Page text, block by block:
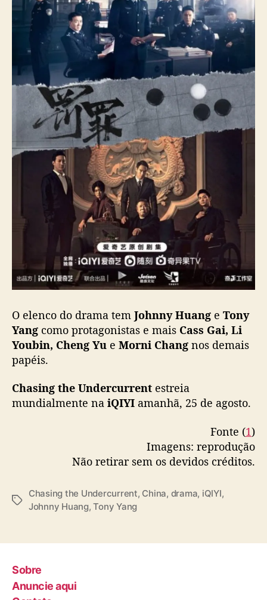
e
l
a
n
ç
a
m
n
o
u
n
i
l
O elenco do drama tem Johnny Huang e Tony
Yang como protagonistas e mais Cass Gai, Li
Youbin, Cheng Yu e Morni Chang nos demais
papéis.
Chasing the Undercurrent estreia
mundialmente na iQIYI amanhã, 25 de agosto.
Fonte (1)
Imagens: reprodução
Não retirar sem os devidos créditos.
T
Chasing the Undercurrent, China, drama, iQIYI,
Johnny Huang,Tony Yang
Sobre
Anuncie aqui